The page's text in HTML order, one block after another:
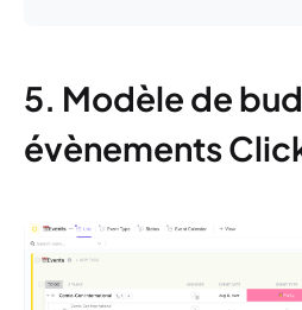
5. Modèle de
évènements